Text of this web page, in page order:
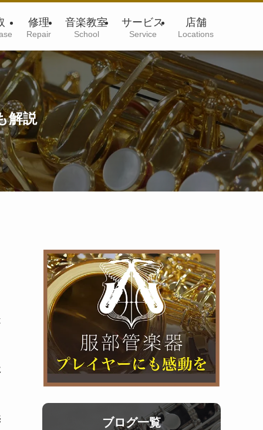
修理
Repair
音楽教室
School
サービス
Service
店舗
Locations
解説
ブログ一覧